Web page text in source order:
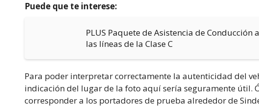
Puede que te interese:
PLUS Paquete de Asistencia de
las líneas de la Clase C
Para poder interpretar correctamente la autenticidad del
indicación del lugar de la foto aquí sería seguramente útil.
corresponder a los portadores de prueba alrededor de